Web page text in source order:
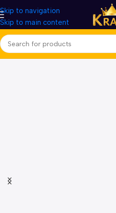
Skip to navigation
Skip to main content